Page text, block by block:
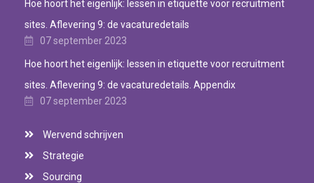
Hoe hoort het eigenlijk: lessen in etiquette voor recruitment
sites. Aflevering 9: de vacaturedetails
07 september 2023
Hoe hoort het eigenlijk: lessen in etiquette voor recruitment
sites. Aflevering 9: de vacaturedetails. Appendix
07 september 2023
Wervend schrijven
Strategie
Sourcing